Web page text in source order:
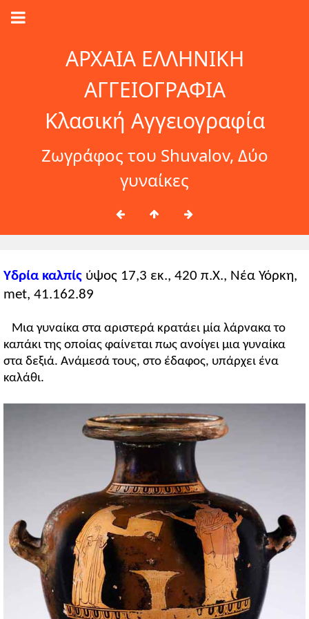
ΑΡΧΑΙΑ ΕΛΛΗΝΙΚΗ
ΑΓΓΕΙΟΓΡΑΦΙΑ
Κλασική Αγγειογραφία
Ζωγράφος του Shuvalov, Δύο
γυναίκες
Υδρία καλπίς ύψος 17,3 εκ., 420 π.Χ., Νέα Υόρκη,
met, 41.162.89
Μια γυναίκα στα αριστερά κρατάει μία λάρνακα το
καπάκι της οποίας φαίνεται πως ανοίγει μια γυναίκα
στα δεξιά. Ανάμεσά τους, στο έδαφος, υπάρχει ένα
καλάθι.